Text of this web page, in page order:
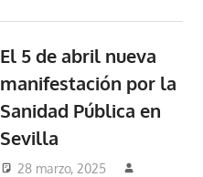
El 5 de abril nueva
manifestación por la
Sanidad Pública en
Sevilla
28 marzo, 2025